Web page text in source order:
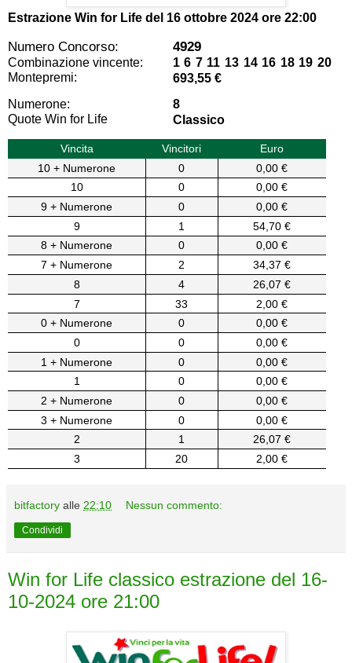
Estrazione Win for Life del 16 ottobre 2024 ore 22:00
Numero Concorso: 4929
Combinazione vincente:
1 6 7 11 13 14 16 18 19 20
Montepremi:
693,55 €
Numerone:
8
Quote Win for Life
Classico
Vincita Vincitori
Euro
10 + Numerone
0
0,00 €
10
0
0,00 €
9 + Numerone
0
0,00 €
9
1
54,70 €
8 + Numerone
0
0,00 €
7 + Numerone
2
34,37 €
8
4
26,07 €
7
33
2,00 €
0 + Numerone
0
0,00 €
0
0
0,00 €
1 + Numerone
0
0,00 €
1
0
0,00 €
2 + Numerone
0
0,00 €
3 + Numerone
0
0,00 €
2
1
26,07 €
3
20 2,00 €
bitfactory alle 22:10 Nessun commento:
Condividi
Win for Life classico estrazione del 16-
10-2024 ore 21:00